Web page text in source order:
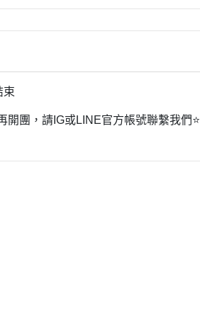
束
開團，請IG或LINE官方帳號聯繫我們⭐